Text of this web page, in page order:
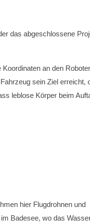
das abgeschlossene
an den
sein Ziel erreicht,
leblose Körper beim
hier Flugdrohnen und
Badesee, wo das